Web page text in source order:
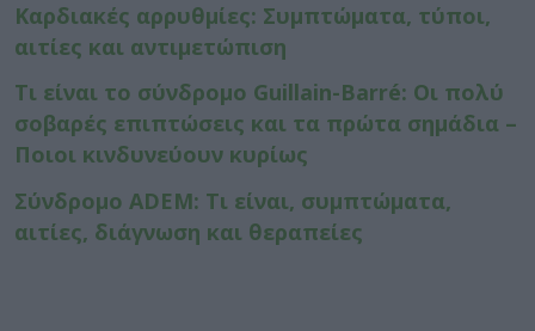
Καρδιακές αρρυθμίες: Συμπτώματα, τύποι,
αιτίες και αντιμετώπιση
Τι είναι το σύνδρομο Guillain-Barré: Οι πολύ
σοβαρές επιπτώσεις και τα πρώτα σημάδια –
Ποιοι κινδυνεύουν κυρίως
Σύνδρομο ADEM: Τι είναι, συμπτώματα,
αιτίες, διάγνωση και θεραπείες